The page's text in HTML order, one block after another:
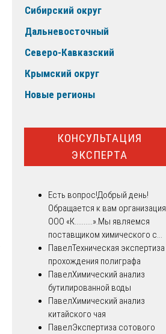
Сибирский округ
Дальневосточный
Северо-Кавказский
Крымский округ
Новые регионы
КОНСУЛЬТАЦИЯ
ЭКСПЕРТА
Есть вопрос!Добрый день!
Обращается к вам организация
ООО «К..........».Мы являемся
поставщиком химического с...
ПавелТехническая экспертиза
прохождения полиграфа
ПавелХимический анализ
бутилированной воды
ПавелХимический анализ
китайского чая
ПавелЭкспертиза сотового